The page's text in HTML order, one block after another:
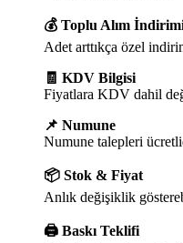
💰 Toplu Alım
Adet arttıkça özel
🧾 KDV Bilgisi
Fiyatlara KDV dahil
📌 Numune
Numune talepleri
📦 Stok & Fiyat
Anlık değişiklik
🖨️ Baskı Teklifi